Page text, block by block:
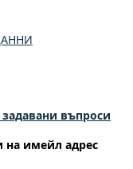
задавани въпроси
имейл адрес